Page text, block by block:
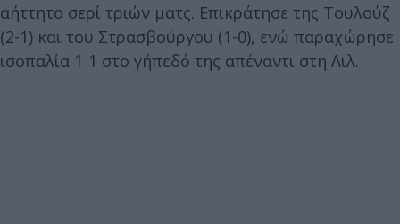
αήττητο σερί τριών ματς. Επικράτησε της Τουλούζ
(2-1) και του Στρασβούργου (1-0), ενώ παραχώρησε
ισοπαλία 1-1 στο γήπεδό της απέναντι στη Λιλ.